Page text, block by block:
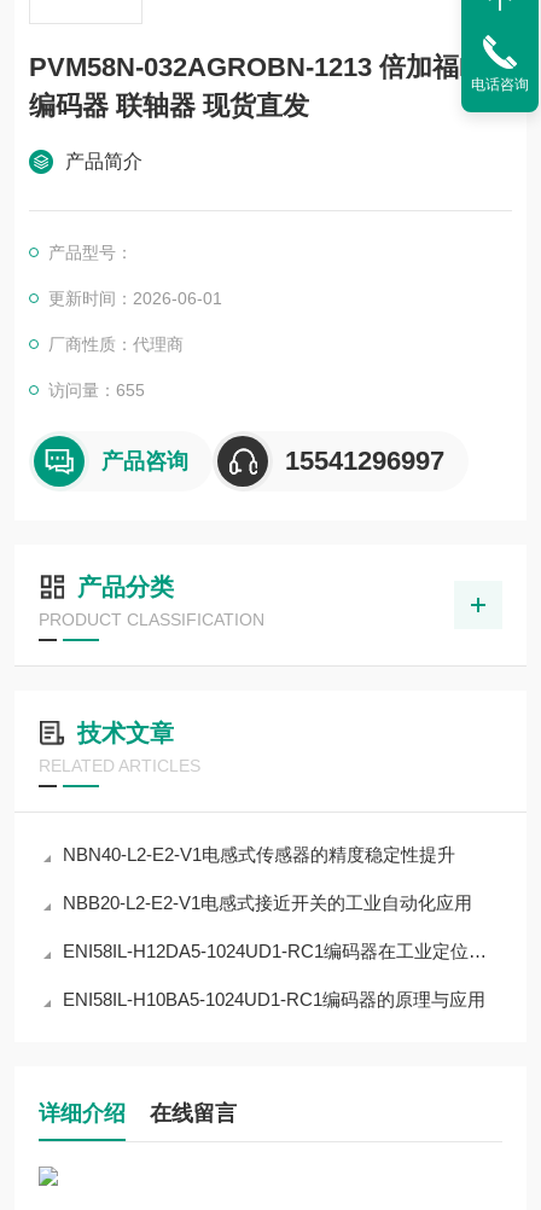
PVM58N-032AGROBN-1213 倍加福P+F
编码器 联轴器 现货直发
产品简介
产品型号：
更新时间：2026-06-01
厂商性质：代理商
访问量：655
产品咨询 15541296997
产品分类
PRODUCT CLASSIFICATION
技术文章
RELATED ARTICLES
NBN40-L2-E2-V1电感式传感器的精度稳定性提升
NBB20-L2-E2-V1电感式接近开关的工业自动化应用
ENI58IL-H12DA5-1024UD1-RC1编码器在工业定位中的应用
ENI58IL-H10BA5-1024UD1-RC1编码器的原理与应用
详细介绍 在线留言
电话咨询